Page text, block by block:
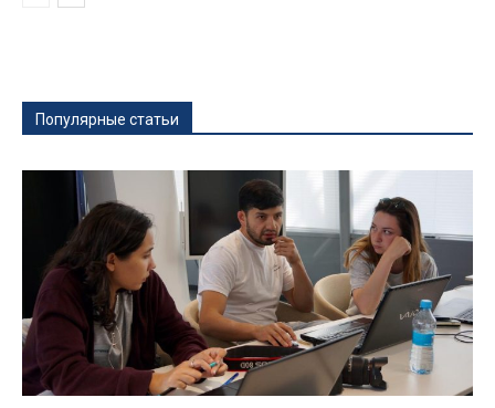
Популярные статьи